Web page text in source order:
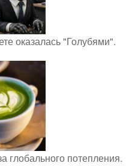
оказалась "Голубями".
глобального потепления.